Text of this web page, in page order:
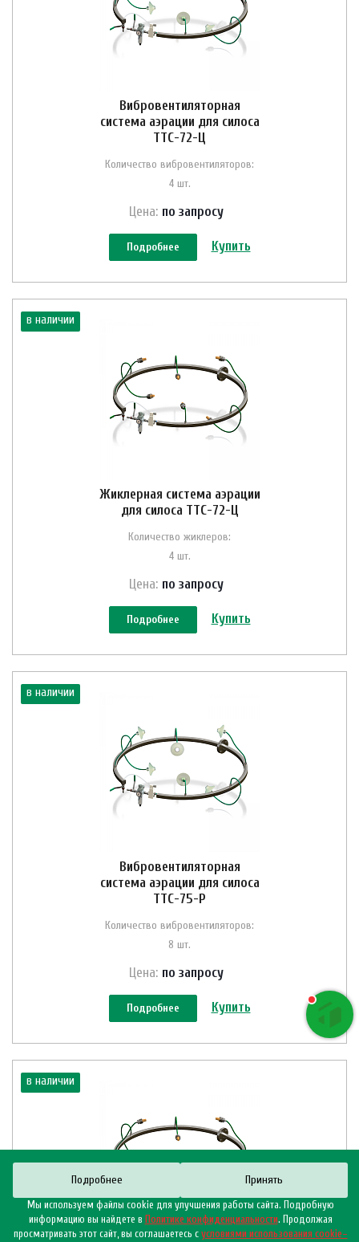
Вибровентиляторная
система аэрации для силоса
ТТС-72-Ц
Количество вибровентиляторов:
4 шт.
Цена: по запросу
Подробнее Купить
в наличии
Жиклерная система аэрации
для силоса ТТС-72-Ц
Количество жиклеров:
4 шт.
Цена: по запросу
Подробнее Купить
в наличии
Вибровентиляторная
система аэрации для силоса
ТТС-75-Р
Количество вибровентиляторов:
8 шт.
Цена: по запросу
Подробнее Купить
в наличии
Подробнее Принять
Мы используем файлы cookie для улучшения работы сайта. Подробную
информацию вы найдете в Политике конфиденциальности. Продолжая
просматривать этот сайт, вы соглашаетесь с условиями использования cookie–